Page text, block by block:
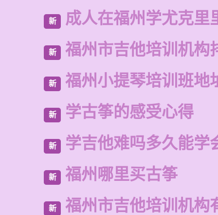
新 成人在福州学尤克里
新 福州市吉他培训机构
新 福州小提琴培训班地
新 学古筝的感受心得
新 学吉他难吗多久能学
新 福州哪里买古筝
新 福州市吉他培训机构